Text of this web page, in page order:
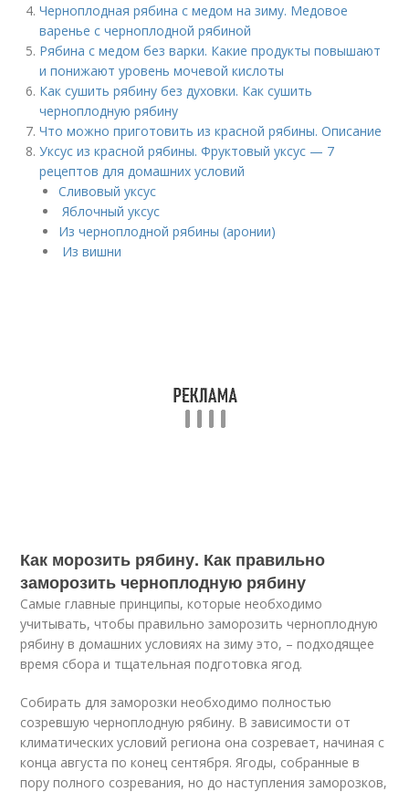
Черноплодная рябина с медом на зиму. Медовое
варенье с черноплодной рябиной
Рябина с медом без варки. Какие продукты повышают
и понижают уровень мочевой кислоты
Как сушить рябину без духовки. Как сушить
черноплодную рябину
Что можно приготовить из красной рябины. Описание
Уксус из красной рябины. Фруктовый уксус — 7
рецептов для домашних условий
Сливовый уксус
Яблочный уксус
Из черноплодной рябины (аронии)
Из вишни
Как морозить рябину. Как правильно
заморозить черноплодную рябину
Самые главные принципы, которые необходимо
учитывать, чтобы правильно заморозить черноплодную
рябину в домашних условиях на зиму это, – подходящее
время сбора и тщательная подготовка ягод.
Собирать для заморозки необходимо полностью
созревшую черноплодную рябину. В зависимости от
климатических условий региона она созревает, начиная с
конца августа по конец сентября. Ягоды, собранные в
пору полного созревания, но до наступления заморозков,